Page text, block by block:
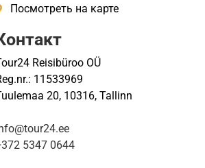
Посмотреть на карте
Reisibüroo OÜ
11533969
20, 10316, Tallinn
5347 0644